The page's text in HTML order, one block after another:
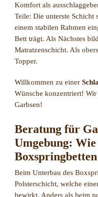
Komfort als
Teile: Die unterste Schicht
einem stabilen Rahmen
Bett trägt. Als Nächstes
Matratzenschicht. Als
Topper.
Willkommen zu einer
Wünsche konzentriert!
Garbsen!
Beratung für
Umgebung: Wie
Beim Unterbau des
Polsterschicht, welche
bewirkt. Anders als beim